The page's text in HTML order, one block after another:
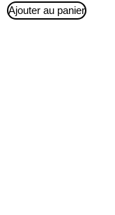
Ajouter au panier